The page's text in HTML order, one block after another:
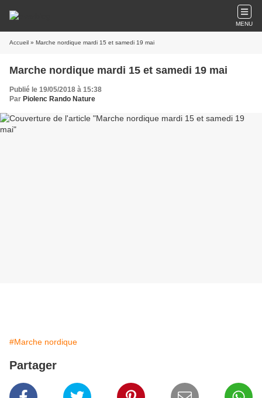
MENU
Accueil » Marche nordique mardi 15 et samedi 19 mai
Marche nordique mardi 15 et samedi 19 mai
Publié le 19/05/2018 à 15:38
Par Piolenc Rando Nature
#Marche nordique
Partager